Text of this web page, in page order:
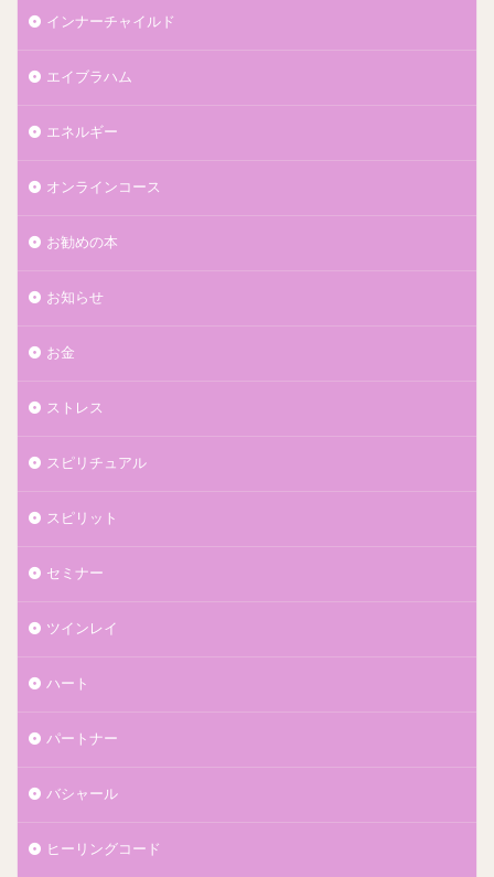
インナーチャイルド
エイブラハム
エネルギー
オンラインコース
お勧めの本
お知らせ
お金
ストレス
スピリチュアル
スピリット
セミナー
ツインレイ
ハート
パートナー
バシャール
ヒーリングコード